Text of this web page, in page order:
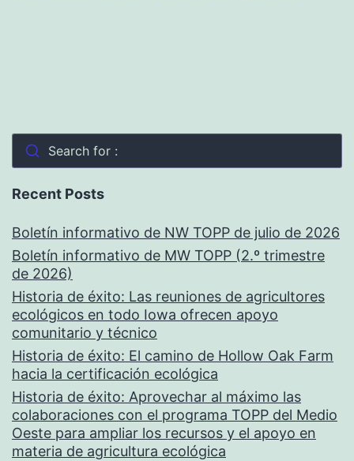
Search for :
Recent Posts
Boletín informativo de NW TOPP de julio de 2026
Boletín informativo de MW TOPP (2.º trimestre
de 2026)
Historia de éxito: Las reuniones de agricultores
ecológicos en todo Iowa ofrecen apoyo
comunitario y técnico
Historia de éxito: El camino de Hollow Oak Farm
hacia la certificación ecológica
Historia de éxito: Aprovechar al máximo las
colaboraciones con el programa TOPP del Medio
Oeste para ampliar los recursos y el apoyo en
materia de agricultura ecológica